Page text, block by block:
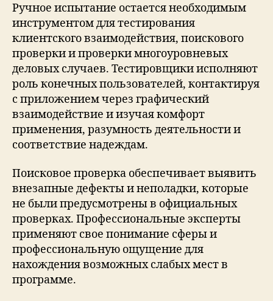
Ручное испытание остается необходимым
инструментом для тестирования
клиентского взаимодействия, поискового
проверки и проверки многоуровневых
деловых случаев. Тестировщики исполняют
роль конечных пользователей, контактируя
с приложением через графический
взаимодействие и изучая комфорт
применения, разумность деятельности и
соответствие надеждам.
Поисковое проверка обеспечивает выявить
внезапные дефекты и неполадки, которые
не были предусмотрены в официальных
проверках. Профессиональные эксперты
применяют свое понимание сферы и
профессиональную ощущение для
нахождения возможных слабых мест в
программе.